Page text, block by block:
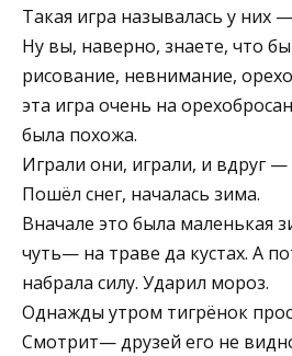
Такая игра называлась у них
Ну вы, наверно, знаете, что
рисование, невнимание,
эта игра очень на
была похожа.
Играли они, играли, и вдруг —
Пошёл снег, началась зима.
Вначале это была маленькая
чуть— на траве да кустах. А
набрала силу. Ударил мороз.
Однажды утром тигрёнок
Смотрит— друзей его не